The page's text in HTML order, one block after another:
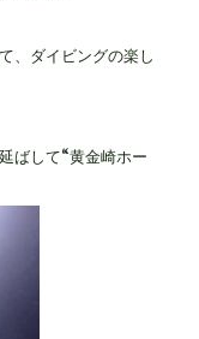
、ダイビングの楽し
ばして“黄金崎ホー